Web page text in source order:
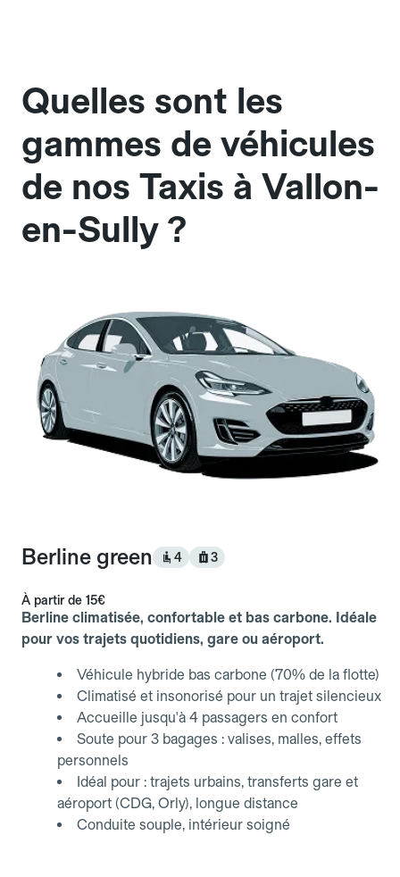
Quelles sont les
gammes de véhicules
de nos Taxis à Vallon-
en-Sully ?
Berline green 4 3
À partir de 15€
Berline climatisée, confortable et bas carbone. Idéale
pour vos trajets quotidiens, gare ou aéroport.
Véhicule hybride bas carbone (70% de la flotte)
Climatisé et insonorisé pour un trajet silencieux
Accueille jusqu'à 4 passagers en confort
Soute pour 3 bagages : valises, malles, effets
personnels
Idéal pour : trajets urbains, transferts gare et
aéroport (CDG, Orly), longue distance
Conduite souple, intérieur soigné